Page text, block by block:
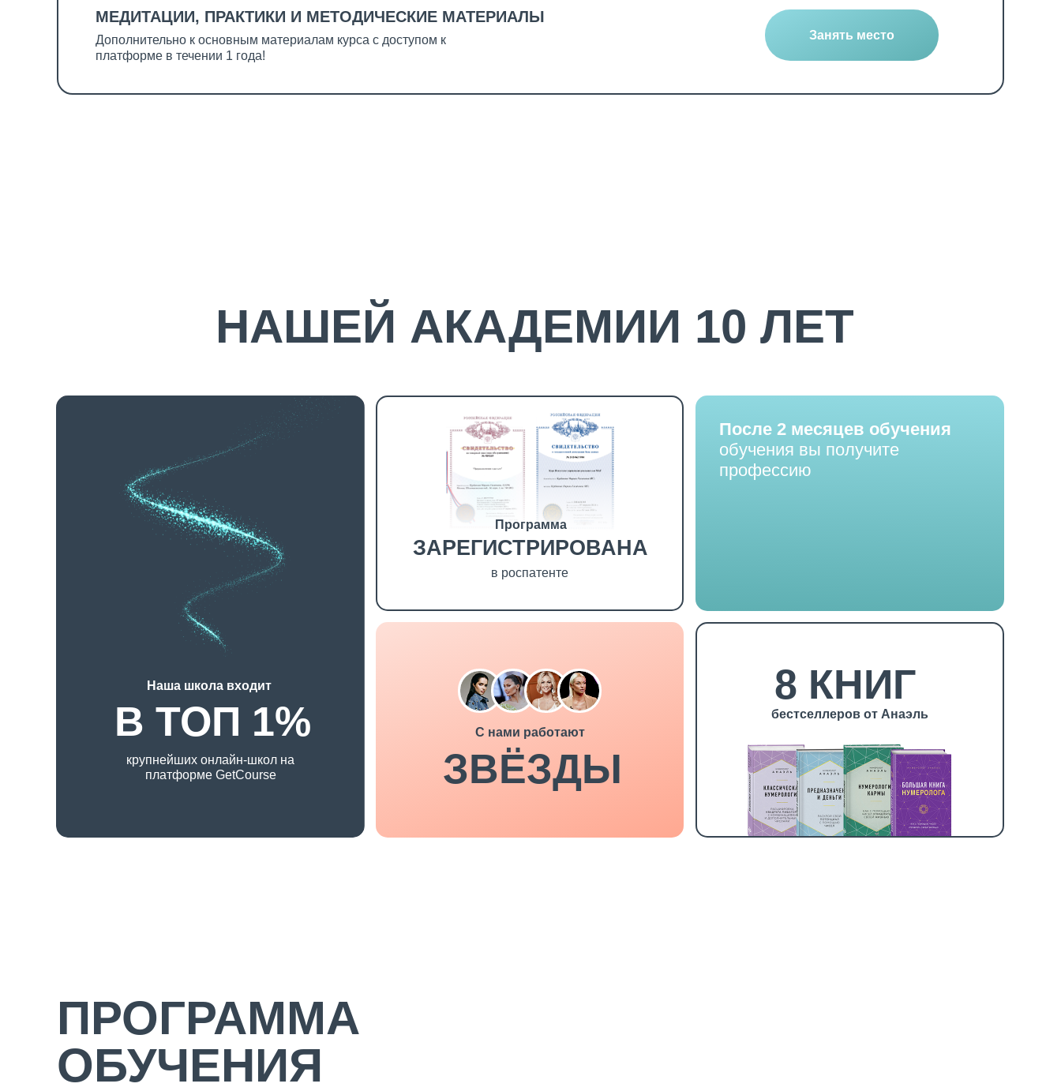
Занять место
МЕДИТАЦИИ, ПРАКТИКИ И МЕТОДИЧЕСКИЕ МАТЕРИАЛЫ
Дополнительно к основным материалам курса с доступом к
платформе в течении 1 года!
НАШЕЙ АКАДЕМИИ 10 ЛЕТ
Наша школа входит
крупнейших онлайн-школ на
платформе GetCourse
В ТОП 1%
Программа
в роспатенте
ЗАРЕГИСТРИРОВАНА
бестселлеров от Анаэль
8 КНИГ
С нами работают
ЗВЁЗДЫ
После 2 месяцев обучения
обучения вы получите
профессию
ПРОГРАММА
ОБУЧЕНИЯ